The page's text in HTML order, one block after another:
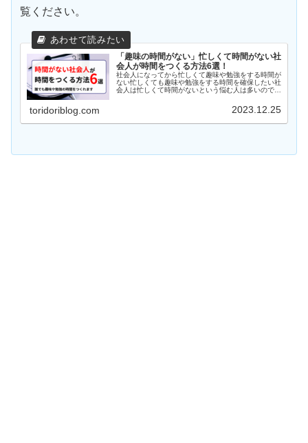
覧ください。
「趣味の時間がない」忙しくて時間がない社
会人が時間をつくる方法6選！
社会人になってから忙しくて趣味や勉強をする時間が
ない忙しくても趣味や勉強をする時間を確保したい社
会人は忙しくて時間がないという悩む人は多いのでは
な時間がないのはつらいと思います。この記事では
toridoriblog.com 2023.12.25